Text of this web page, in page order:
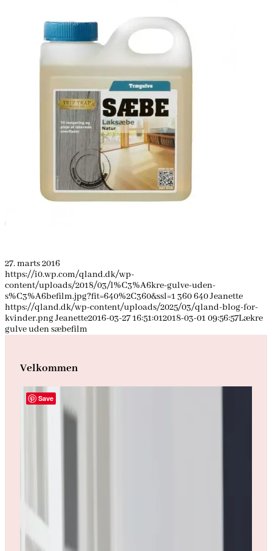
27. marts 2016
https://i0.wp.com/qland.dk/wp-
content/uploads/2018/03/l%C3%A6kre-gulve-uden-
s%C3%A6befilm.jpg?fit=640%2C360&ssl=1 360640Jeanette
https://qland.dk/wp-content/uploads/2025/03/qland-blog-for-
kvinder.pngJeanette2016-03-27 16:51:012018-03-01 09:56:57Lækre
gulve uden sæbefilm
Velkommen
Save